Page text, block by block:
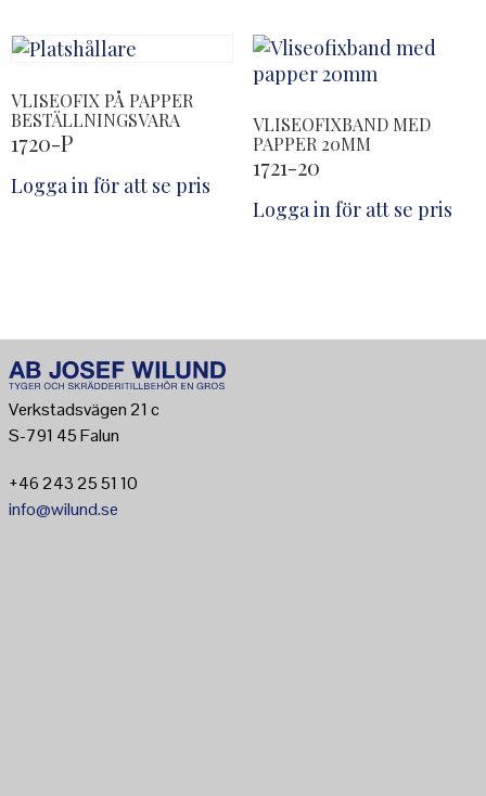
VLISEOFIX PÅ PAPPER
BESTÄLLNINGSVARA
1720-P
Logga in för att se pris
VLISEOFIXBAND MED
PAPPER 20MM
1721-20
Logga in för att se pris
Verkstadsvägen 21 c
S-791 45 Falun
+46 243 25 51 10
info@wilund.se